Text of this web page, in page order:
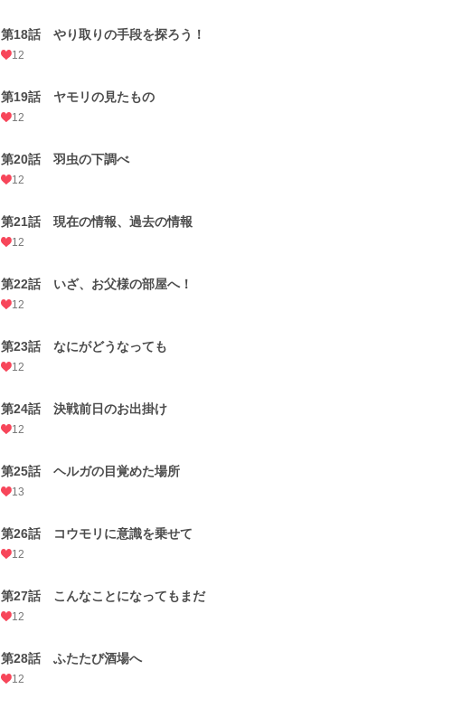
第18話 やり取りの手段を探ろう！
12
第19話 ヤモリの見たもの
12
第20話 羽虫の下調べ
12
第21話 現在の情報、過去の情報
12
第22話 いざ、お父様の部屋へ！
12
第23話 なにがどうなっても
12
第24話 決戦前日のお出掛け
12
第25話 ヘルガの目覚めた場所
13
第26話 コウモリに意識を乗せて
12
第27話 こんなことになってもまだ
12
第28話 ふたたび酒場へ
12